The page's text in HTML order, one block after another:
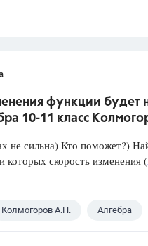
функции будет
10-11 класс
не сильна) Кто поможет?)
скорость изменения (
Колмогоров А.Н. Алгебра